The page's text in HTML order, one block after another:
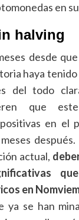
en
halving
desde
haya tenido
del todo
que
en el
después.
actual,
en
ya se han